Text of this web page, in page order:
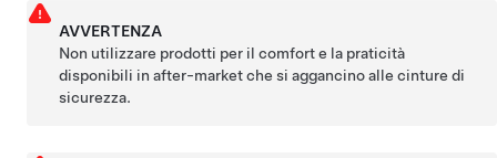
AVVERTENZA
Non utilizzare prodotti per il comfort e la praticità
disponibili in after-market che si aggancino alle cinture di
sicurezza.